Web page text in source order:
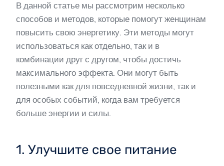
В данной статье мы рассмотрим несколько
способов и методов, которые помогут женщинам
повысить свою энергетику. Эти методы могут
использоваться как отдельно, так и в
комбинации друг с другом, чтобы достичь
максимального эффекта. Они могут быть
полезными как для повседневной жизни, так и
для особых событий, когда вам требуется
больше энергии и силы.
1. Улучшите свое питание